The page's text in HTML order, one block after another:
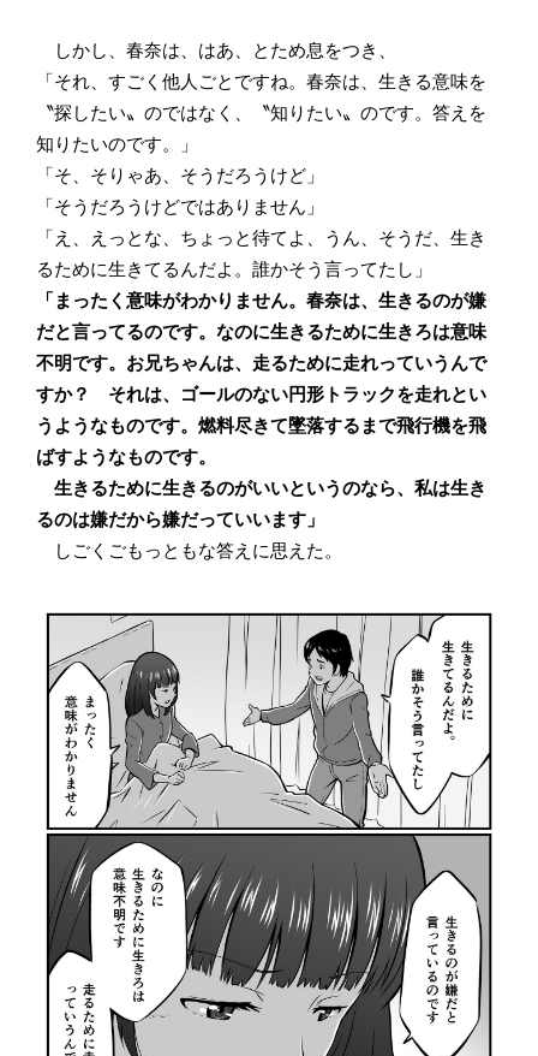
しかし、春奈は、はあ、とため息をつき、
「それ、すごく他人ごとですね。春奈は、生きる意味を
〝探したい〟のではなく、〝知りたい〟のです。答えを
知りたいのです。」
「そ、そりゃあ、そうだろうけど」
「そうだろうけどではありません」
「え、えっとな、ちょっと待てよ、うん、そうだ、生き
るために生きてるんだよ。誰かそう言ってたし」
「まったく意味がわかりません。春奈は、生きるのが嫌
だと言ってるのです。なのに生きるために生きろは意味
不明です。お兄ちゃんは、走るために走れっていうんで
すか？ それは、ゴールのない円形トラックを走れとい
うようなものです。燃料尽きて墜落するまで飛行機を飛
ばすようなものです。
生きるために生きるのがいいというのなら、私は生き
るのは嫌だから嫌だっていいます」
しごくごもっともな答えに思えた。